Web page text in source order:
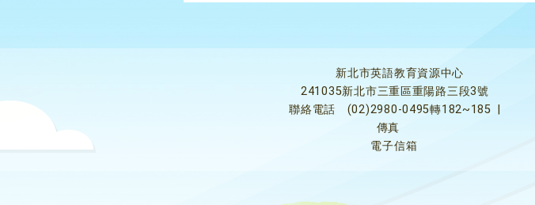
新北市英語教育資源中心
241035新北市三重區重陽路三段3號
聯絡電話
(02)2980-0495轉182~185
傳真
電子信箱